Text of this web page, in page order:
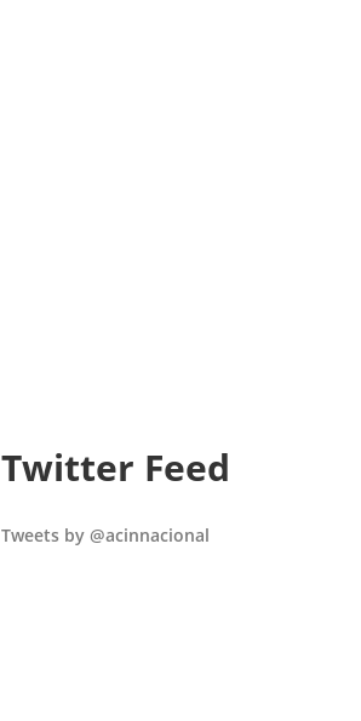
Twitter Feed
Tweets by @acinnacional